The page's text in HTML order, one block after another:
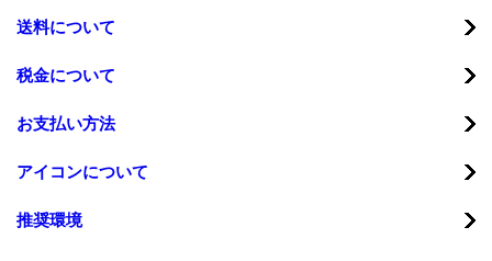
送料について
税金について
お支払い方法
アイコンについて
推奨環境